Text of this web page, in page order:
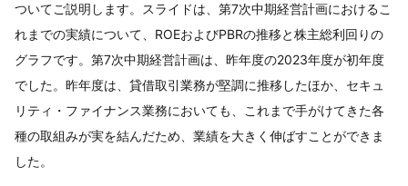
ついてご説明します。スライドは、第7次中期経営計画におけるこ
れまでの実績について、ROEおよびPBRの推移と株主総利回りの
グラフです。第7次中期経営計画は、昨年度の2023年度が初年度
でした。昨年度は、貸借取引業務が堅調に推移したほか、セキュ
リティ・ファイナンス業務においても、これまで手がけてきた各
種の取組みが実を結んだため、業績を大きく伸ばすことができま
した。